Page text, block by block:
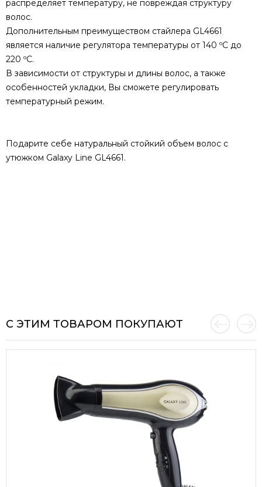
распределяет температуру, не повреждая структуру
волос.
Дополнительным преимуществом стайлера GL4661
является наличие регулятора температуры от 140 ºС до
220 ºС.
В зависимости от структуры и длины волос, а также
особенностей укладки, Вы сможете регулировать
температурный режим.
Подарите себе натуральный стойкий объем волос с
утюжком Galaxy Line GL4661.
С ЭТИМ ТОВАРОМ ПОКУПАЮТ